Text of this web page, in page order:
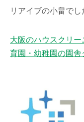
リアイブの小畠でし
大阪のハウスクリ
育園・幼稚園の園